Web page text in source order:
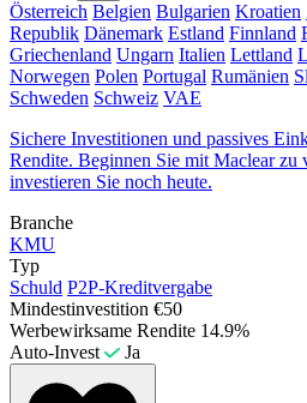
Österreich Belgien Bulgarien Kroatien
Republik Dänemark Estland Finnland
Griechenland Ungarn Italien Lettland
Norwegen Polen Portugal Rumänien
Schweden Schweiz VAE
Sichere Investitionen und passives
Rendite. Beginnen Sie mit Maclear zu
investieren Sie noch heute.
Branche
KMU
Typ
Schuld P2P-Kreditvergabe
Mindestinvestition €50
Werbewirksame Rendite 14.9%
Auto-Invest
Ja